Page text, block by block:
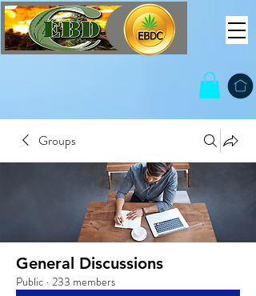
Groups
General Discussions
Public · 233 members